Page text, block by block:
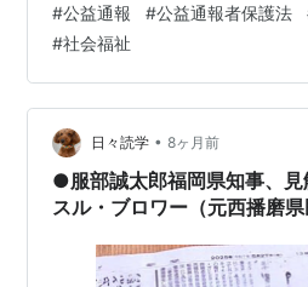
ものについて、Ｘ刑事は念を押
が公益通報を受理するという事
があります。それは、『調査』
いう事です。 我々としても細心
を進めていきますが、どうして
在が明るみに出る可能性があり
#公益通報 #公益通報者保護法
#社会福祉
日々読学 • 8ヶ月前
●服部誠太郎福岡県知事、
スル・ブロワー（元西播磨
でしょうに